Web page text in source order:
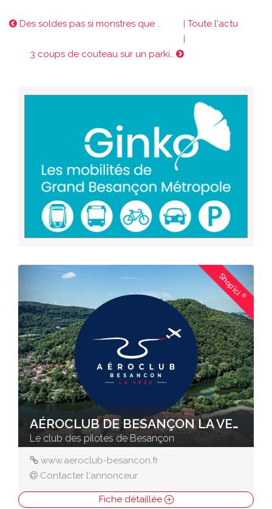
Des soldes pas si monstres que .. | Toute l'actu
|
3 coups de couteau sur un parki..
Shop'ici®
AÉROCLUB DE BESANÇON LA VEZE
Le club des pilotes de Besançon
www.aeroclub-besancon.fr
Contacter l'annonceur
Fiche détaillée